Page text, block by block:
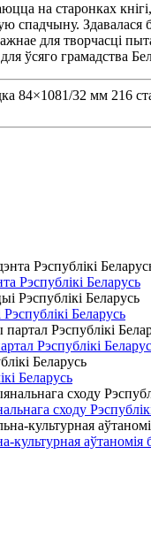
на старонках
спадчыну.
для творчасці
ўсяго грамадства
84×1081/32 мм 216
Рэспублікі Беларусь
Беларусь
Рэспублікі
Беларусь
сходу
аўтаномія